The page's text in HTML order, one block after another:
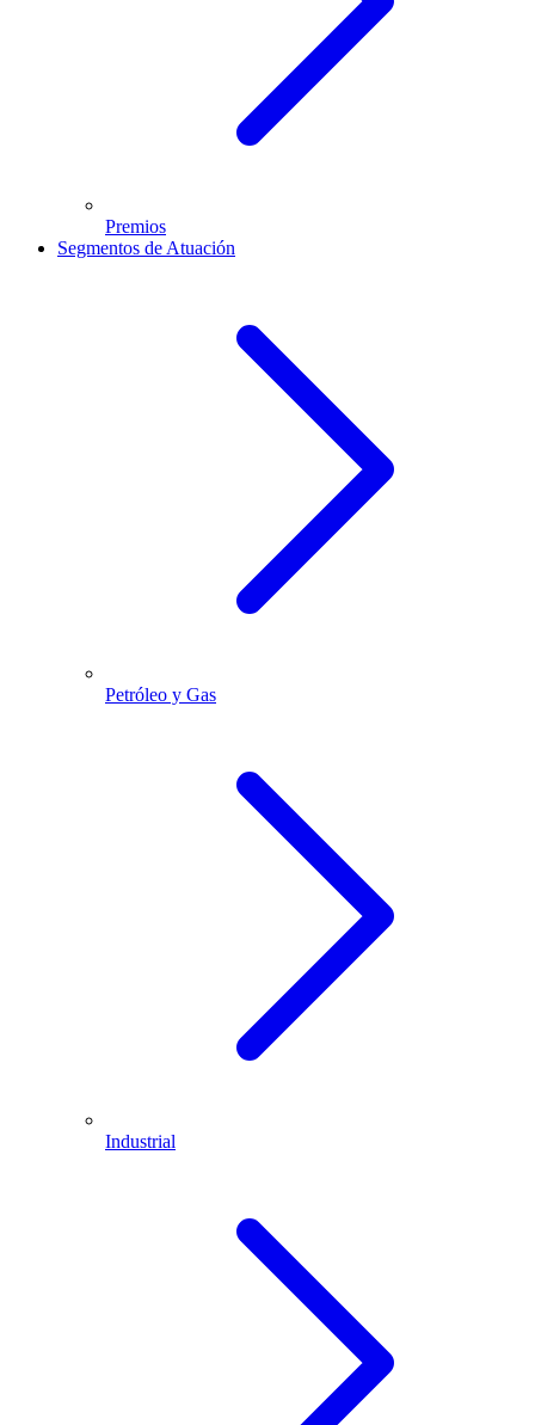
Premios
Segmentos de Atuación
Petróleo y Gas
Industrial